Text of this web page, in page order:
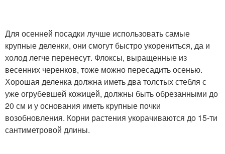
Для осенней посадки лучше использовать самые
крупные деленки, они смогут быстро укорениться, да и
холод легче перенесут. Флоксы, выращенные из
весенних черенков, тоже можно пересадить осенью.
Хорошая деленка должна иметь два толстых стебля с
уже огрубевшей кожицей, должны быть обрезанными до
20 см и у основания иметь крупные почки
возобновления. Корни растения укорачиваются до 15-ти
сантиметровой длины.